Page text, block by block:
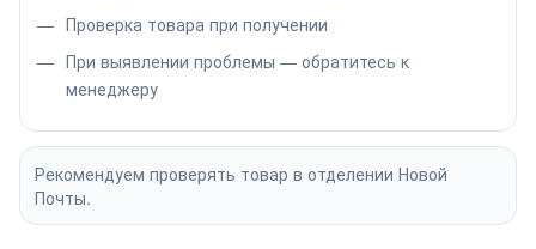
Проверка товара при получении
При выявлении проблемы — обратитесь к
менеджеру
Рекомендуем проверять товар в отделении Новой
Почты.